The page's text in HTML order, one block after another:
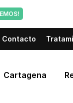
Contacto
Cartagena